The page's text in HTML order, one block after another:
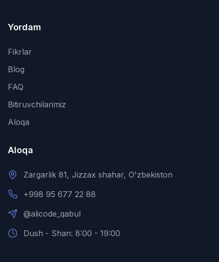
Yordam
Fikrlar
Blog
FAQ
Bitiruvchilarimiz
Aloqa
Aloqa
Zargarlik 81, Jizzax shahar, O'zbekiston
+998 95 677 22 88
@alicode_qabul
Dush - Shan: 8:00 - 19:00